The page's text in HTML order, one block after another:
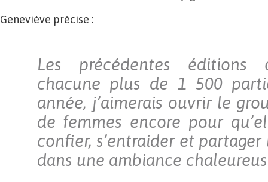
Geneviève précise :
Les précédentes éditions
chacune plus de 1 500
année, j’aimerais ouvrir le
de femmes encore pour
confier, s’entraider et
dans une ambiance